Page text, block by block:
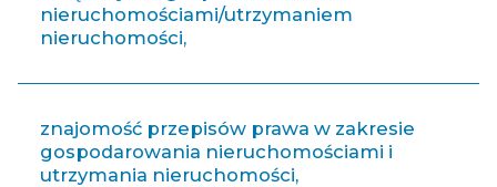
nieruchomościami/utrzymaniem
nieruchomości,
znajomość przepisów prawa w zakresie
gospodarowania nieruchomościami i
utrzymania nieruchomości,